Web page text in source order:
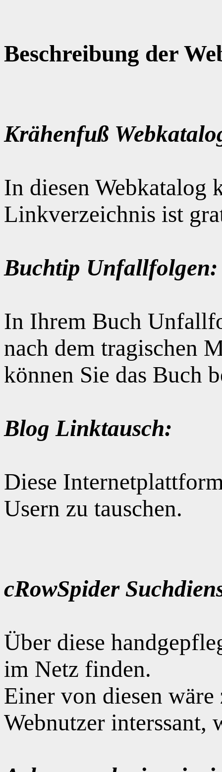
Beschreibung der
Krähenfuß
In diesen Webkatalog
Linkverzeichnis ist
Buchtip Unfallfolgen:
In Ihrem Buch
nach dem tragischen
können Sie das Buch
Blog Linktausch:
Diese
Usern zu tauschen.
cRowSpider
Über diese
im Netz finden.
Einer von diesen
Webnutzer interssant,